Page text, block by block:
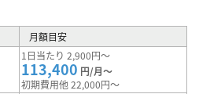
月額目安
1日当たり 2,900円～
113,400 円/月～
初期費用他 22,000円～